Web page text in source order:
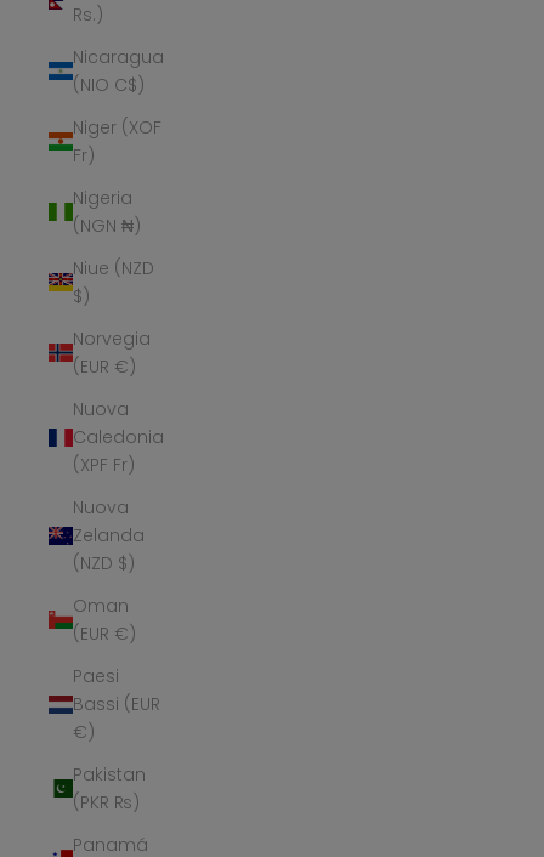
Rs.)
Nicaragua
(NIO C$)
Niger (XOF
Fr)
Nigeria
(NGN ₦)
Niue (NZD
$)
Norvegia
(EUR €)
Nuova
Caledonia
(XPF Fr)
Nuova
Zelanda
(NZD $)
Oman
(EUR €)
Paesi
Bassi (EUR
€)
Pakistan
(PKR ₨)
Panamá